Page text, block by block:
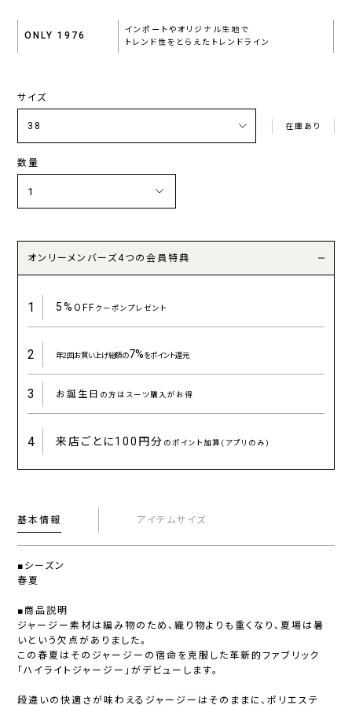
ONLY 1976
インポートやオリジナル生地で
トレンド性をとらえたトレンドライン
サイズ
在庫あり
数量
オンリーメンバーズ4つの会員特典
1 5%OFFクーポンプレゼント
2 年2回お買い上げ総額の7%をポイント還元
3 お誕生日 の方はスーツ購入がお得
4 来店ごとに100円分 のポイント加算(アプリのみ)
基本情報 アイテムサイズ
■シーズン
春夏
■商品説明
ジャージー素材は編み物のため、織り物よりも重くなり、夏場は暑
いという欠点がありました。
この春夏はそのジャージーの宿命を克服した革新的ファブリック
「ハイライトジャージー」がデビューします。
段違いの快適さが味わえるジャージーはそのままに、ポリエステ